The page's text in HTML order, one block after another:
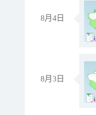
8月4日
8月3日